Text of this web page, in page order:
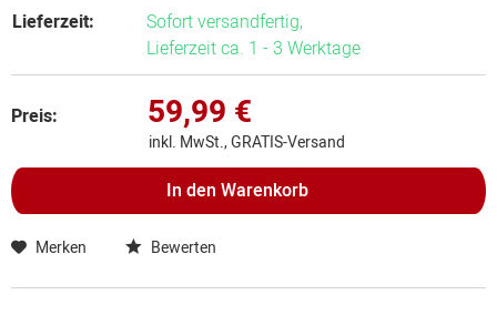
Lieferzeit:
Sofort versandfertig,
Lieferzeit ca. 1 - 3 Werktage
Preis: 59,99 €
inkl. MwSt., GRATIS-Versand
In den Warenkorb
Merken Bewerten